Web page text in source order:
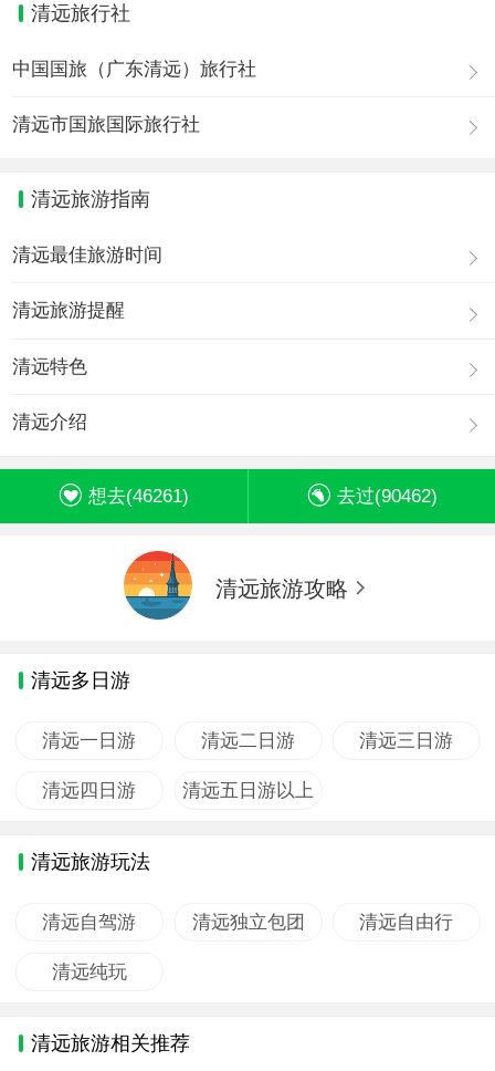
清远旅行社
中国国旅（广东清远）旅行社
清远市国旅国际旅行社
清远旅游指南
清远最佳旅游时间
清远旅游提醒
清远特色
清远介绍
想去(46261) 去过(90462)
清远旅游攻略
清远多日游
清远一日游 清远二日游 清远三日游
清远四日游 清远五日游以上
清远旅游玩法
清远自驾游 清远独立包团 清远自由行
清远纯玩
清远旅游相关推荐